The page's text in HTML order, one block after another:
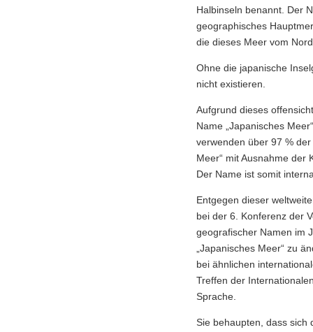
Halbinseln benannt. Der
geographisches
die dieses Meer vom
Ohne die japanische
nicht existieren.
Aufgrund dieses
Name „Japanisches
verwenden über 97 %
Meer“ mit Ausnahme der
Der Name ist somit
Entgegen dieser
bei der 6. Konferenz der
geografischer Namen im
„Japanisches Meer“ zu
bei ähnlichen
Treffen der
Sprache.
Sie behaupten, dass sich